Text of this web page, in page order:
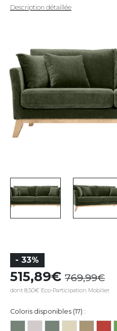
Description détaillée
- 33%
515,89 769,99
dont 8,50€ Eco-Participation Mobilier
Coloris disponibles (17) :